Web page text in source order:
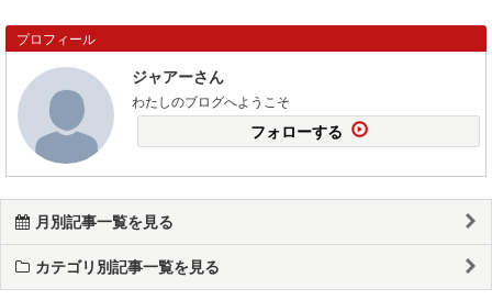
プロフィール
ジャアーさん
わたしのブログへようこそ
フォローする
月別記事一覧を見る
カテゴリ別記事一覧を見る